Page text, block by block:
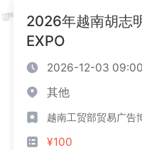
2026年越南胡志
EXPO
2026-12-03
其他
越南工贸部贸易广告
¥100